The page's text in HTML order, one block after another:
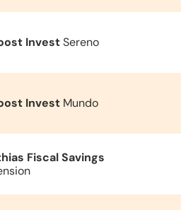
InvestSereno
InvestMundo
Fiscal Savings